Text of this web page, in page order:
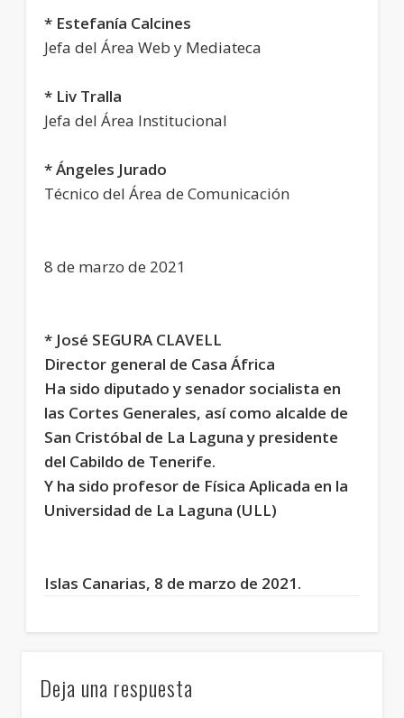
* Estefanía Calcines
Jefa del Área Web y Mediateca
* Liv Tralla
Jefa del Área Institucional
* Ángeles Jurado
Técnico del Área de Comunicación
8 de marzo de 2021
* José SEGURA CLAVELL
Director general de Casa África
Ha sido diputado y senador socialista en
las Cortes Generales, así como alcalde de
San Cristóbal de La Laguna y presidente
del Cabildo de Tenerife.
Y ha sido profesor de Física Aplicada en la
Universidad de La Laguna (ULL)
Islas Canarias, 8 de marzo de 2021.
Deja una respuesta